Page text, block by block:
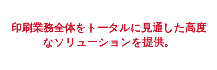
印刷業務全体をトータルに見通した高度
なソリューションを提供。